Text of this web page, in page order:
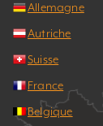
Allemagne
Autriche
Suisse
France
Belgique